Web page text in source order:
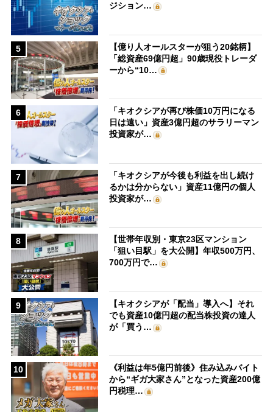
ジション…
5
【億り人オールスターが狙う20銘柄】
「総資産69億円超」90歳現役トレーダ
ーから“10…
6
「キオクシアが再び株価10万円になる
日は遠い」資産3億円超のサラリーマン
投資家が…
7
「キオクシアが今後も利益を出し続け
るかは分からない」資産11億円の個人
投資家が…
8
【世帯年収別・東京23区マンション
「狙い目駅」を大公開】年収500万円、
700万円で…
9
【キオクシアが「配当」導入へ】それ
でも資産10億円超の配当株投資の達人
が「買う…
10
《利益は年5億円前後》住み込みバイト
から“ギガ大家さん”となった資産200億
円税理…